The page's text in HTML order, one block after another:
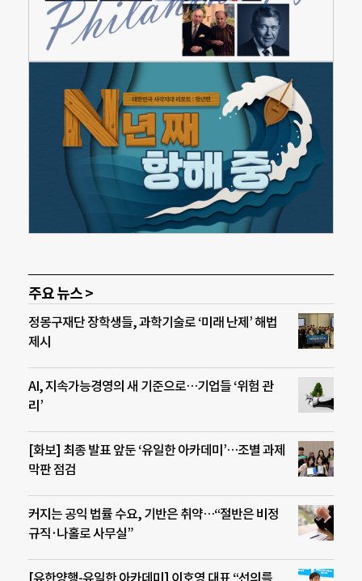
주요 뉴스 >
정몽구재단 장학생들, 과학기술로 ‘미래 난제’ 해법
제시
AI, 지속가능경영의 새 기준으로…기업들 ‘위험 관
리’
[화보] 최종 발표 앞둔 ‘유일한 아카데미’…조별 과제
막판 점검
커지는 공익 법률 수요, 기반은 취약…“절반은 비정
규직·나홀로 사무실”